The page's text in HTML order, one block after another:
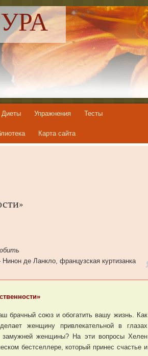
Диеты Упражнения Тесты
Карта сайта
Нинон де Ланкло, французская куртизанка
брачный союз и обогатить вашу жизнь. Как
женщину привлекательной в глазах
замужней женщины? На эти вопросы Хелен
бестселлере, который принес счастье и